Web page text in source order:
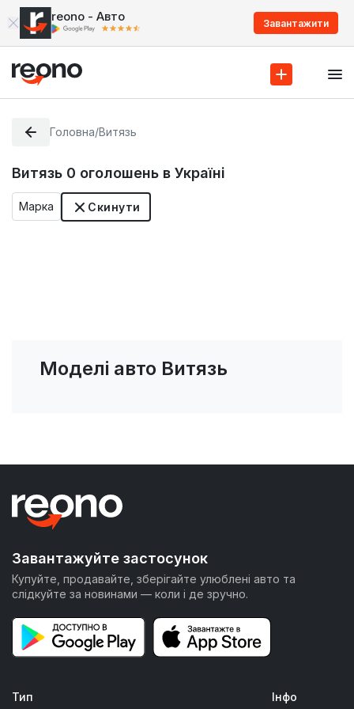
reono - Авто Завантажити
Головна/Витязь
Витязь 0 оголошень в Україні
Марка Скинути
Моделі авто Витязь
Завантажуйте застосунок
Купуйте, продавайте, зберігайте улюблені авто та
слідкуйте за новинами — коли і де зручно.
Тип Інфо